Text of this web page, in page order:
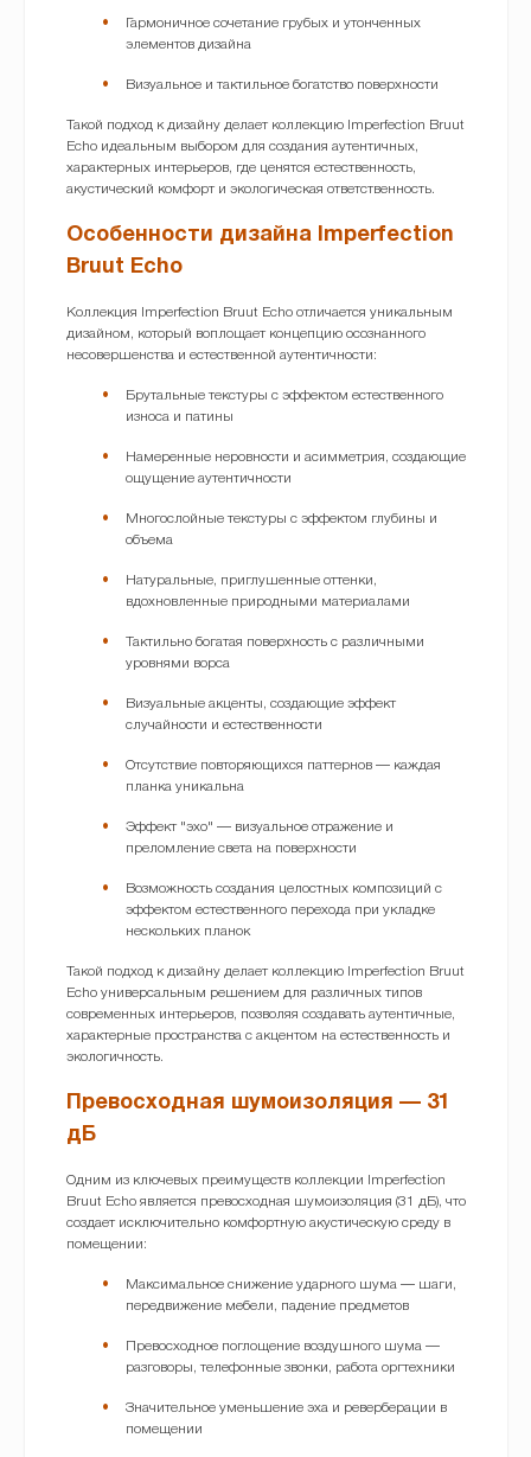
Гармоничное сочетание грубых и утонченных
элементов дизайна
Визуальное и тактильное богатство поверхности
Такой подход к дизайну делает коллекцию Imperfection Bruut
Echo идеальным выбором для создания аутентичных,
характерных интерьеров, где ценятся естественность,
акустический комфорт и экологическая ответственность.
Особенности дизайна Imperfection
Bruut Echo
Коллекция Imperfection Bruut Echo отличается уникальным
дизайном, который воплощает концепцию осознанного
несовершенства и естественной аутентичности:
Брутальные текстуры с эффектом естественного
износа и патины
Намеренные неровности и асимметрия, создающие
ощущение аутентичности
Многослойные текстуры с эффектом глубины и
объема
Натуральные, приглушенные оттенки,
вдохновленные природными материалами
Тактильно богатая поверхность с различными
уровнями ворса
Визуальные акценты, создающие эффект
случайности и естественности
Отсутствие повторяющихся паттернов — каждая
планка уникальна
Эффект "эхо" — визуальное отражение и
преломление света на поверхности
Возможность создания целостных композиций с
эффектом естественного перехода при укладке
нескольких планок
Такой подход к дизайну делает коллекцию Imperfection Bruut
Echo универсальным решением для различных типов
современных интерьеров, позволяя создавать аутентичные,
характерные пространства с акцентом на естественность и
экологичность.
Превосходная шумоизоляция — 31
дБ
Одним из ключевых преимуществ коллекции Imperfection
Bruut Echo является превосходная шумоизоляция (31 дБ), что
создает исключительно комфортную акустическую среду в
помещении:
Максимальное снижение ударного шума — шаги,
передвижение мебели, падение предметов
Превосходное поглощение воздушного шума —
разговоры, телефонные звонки, работа оргтехники
Значительное уменьшение эха и реверберации в
помещении